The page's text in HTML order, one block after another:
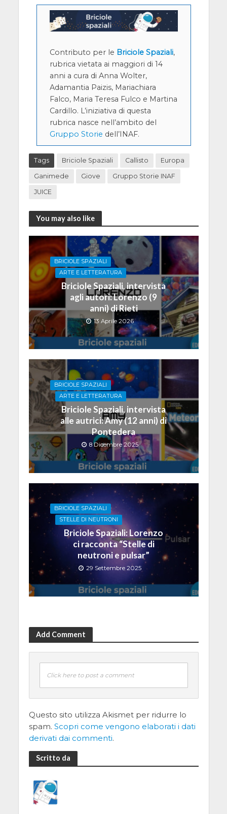
Contributo per le Briciole Spaziali,
rubrica vietata ai maggiori di 14
anni a cura di Anna Wolter,
Adamantia Paizis, Mariachiara
Falco, Maria Teresa Fulco e Martina
Cardillo. L’iniziativa di questa
rubrica nasce nell’ambito del
Gruppo Storie dell’INAF.
Tags Briciole Spaziali Callisto Europa
Ganimede Giove Gruppo Storie INAF
JUICE
You may also like
BRICIOLE SPAZIALI
ARTE E LETTERATURA
Briciole Spaziali, intervista
agli autori: Lorenzo (9
anni) di Rieti
13 Aprile 2026
BRICIOLE SPAZIALI
ARTE E LETTERATURA
Briciole Spaziali, intervista
alle autrici: Amy (12 anni) di
Pontedera
8 Dicembre 2025
BRICIOLE SPAZIALI
STELLE DI NEUTRONI
Briciole Spaziali: Lorenzo
ci racconta “Stelle di
neutroni e pulsar”
29 Settembre 2025
Add Comment
Click here to post a comment
Questo sito utilizza Akismet per ridurre lo
spam. Scopri come vengono elaborati i dati
derivati dai commenti.
Scritto da